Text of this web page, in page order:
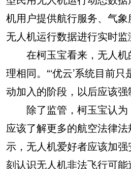
机用户提供航行服务、气
无人机运行数据进行实时监
在柯玉宝看来，无人机
理相同。“‘优云’系统目前
动加入的阶段，以后应该强
除了监管，柯玉宝认为
应该了解更多的航空法律
示，无人机爱好者应该加
刻认识无人机非法飞行可能